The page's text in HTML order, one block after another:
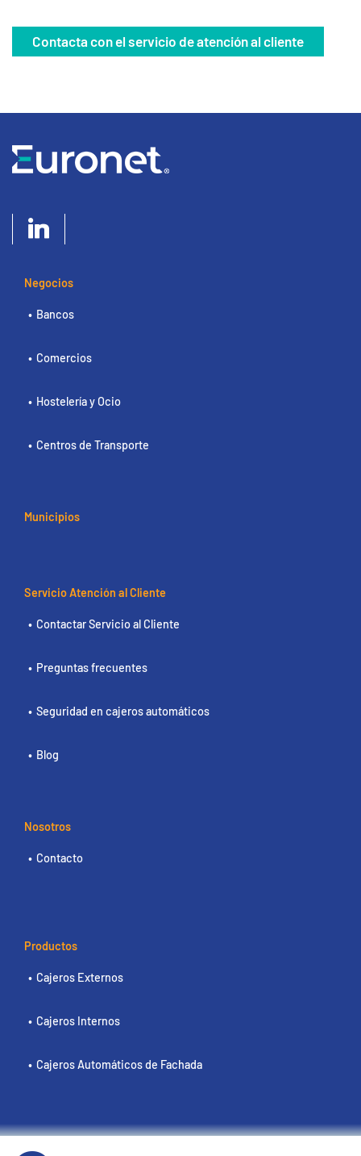
Contacta con el servicio de atención al cliente
Negocios
Bancos
Comercios
Hostelería y Ocio
Centros de Transporte
Municipios
Servicio Atención al Cliente
Contactar Servicio al Cliente
Preguntas frecuentes
Seguridad en cajeros automáticos
Blog
Nosotros
Contacto
Productos
Cajeros Externos
Cajeros Internos
Cajeros Automáticos de Fachada
Políticas